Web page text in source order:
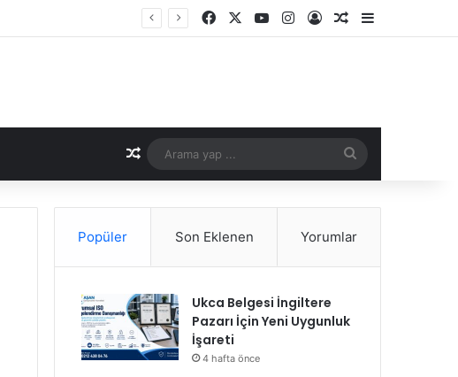
Facebook YouTubeInstagramKayıt OlRastgele Makale
Rastgele Makale
yap
Popüler Son Eklenen Yorumlar
Ukca Belgesi İngiltere
Pazarı İçin Yeni Uygunluk
İşareti
4 hafta önce